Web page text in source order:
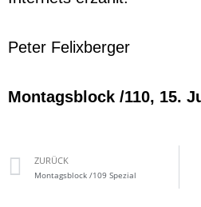
Peter Felixberger
Montagsblock /110, 15.
ZURÜCK
Montagsblock /109 Spezial